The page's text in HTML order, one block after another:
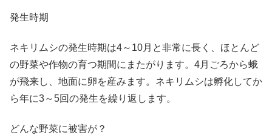
発生時期
ネキリムシの発生時期は4～10月と非常に長く、ほとんど
の野菜や作物の育つ期間にまたがります。4月ごろから蛾
が飛来し、地面に卵を産みます。ネキリムシは孵化してか
ら年に3～5回の発生を繰り返します。
どんな野菜に被害が？